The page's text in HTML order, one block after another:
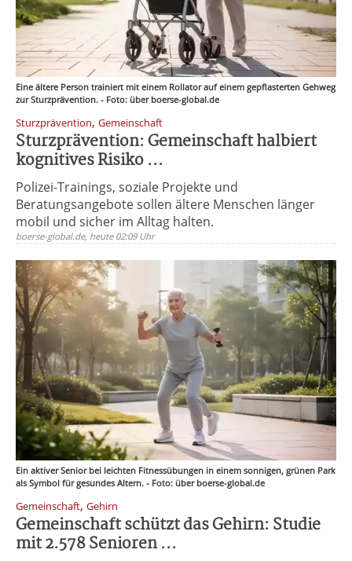
Eine ältere Person trainiert mit einem Rollator auf einem gepflasterten Gehweg
zur Sturzprävention. - Foto: über boerse-global.de
Sturzprävention, Gemeinschaft
Sturzprävention: Gemeinschaft halbiert
kognitives Risiko ...
Polizei-Trainings, soziale Projekte und
Beratungsangebote sollen ältere Menschen länger
mobil und sicher im Alltag halten.
boerse-global.de, heute 02:09 Uhr
Ein aktiver Senior bei leichten Fitnessübungen in einem sonnigen, grünen Park
als Symbol für gesundes Altern. - Foto: über boerse-global.de
Gemeinschaft, Gehirn
Gemeinschaft schützt das Gehirn: Studie
mit 2.578 Senioren ...